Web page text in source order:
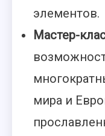
элементов.
Мастер-
мира и